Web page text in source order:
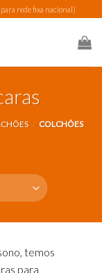
rede fixa nacional)
/ COLCHÕES
temos
para